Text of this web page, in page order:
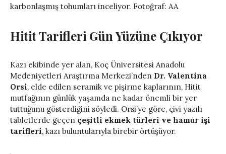
karbonlaşmış tohumları inceliyor. Fotoğraf: AA
Hitit Tarifleri Gün Yüzüne Çıkıyor
Kazı ekibinde yer alan, Koç Üniversitesi Anadolu
Medeniyetleri Araştırma Merkezi’nden Dr. Valentina
Orsi, elde edilen seramik ve pişirme kaplarının, Hitit
mutfağının günlük yaşamda ne kadar önemli bir yer
tuttuğunu gösterdiğini söyledi. Orsi’ye göre, çivi yazılı
tabletlerde geçen çeşitli ekmek türleri ve hamur işi
tarifleri, kazı buluntularıyla birebir örtüşüyor.